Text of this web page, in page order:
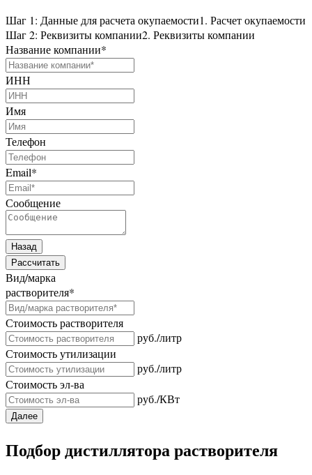
Шаг 1: Данные для расчета окупаемости1. Расчет окупаемости
Шаг 2: Реквизиты компании2. Реквизиты компании
Название компании*
ИНН
Имя
Телефон
Email*
Сообщение
Назад
Рассчитать
Вид/марка
растворителя*
Стоимость растворителя
руб./литр
Стоимость утилизации
руб./литр
Стоимость эл-ва
руб./КВт
Далее
Подбор дистиллятора растворителя